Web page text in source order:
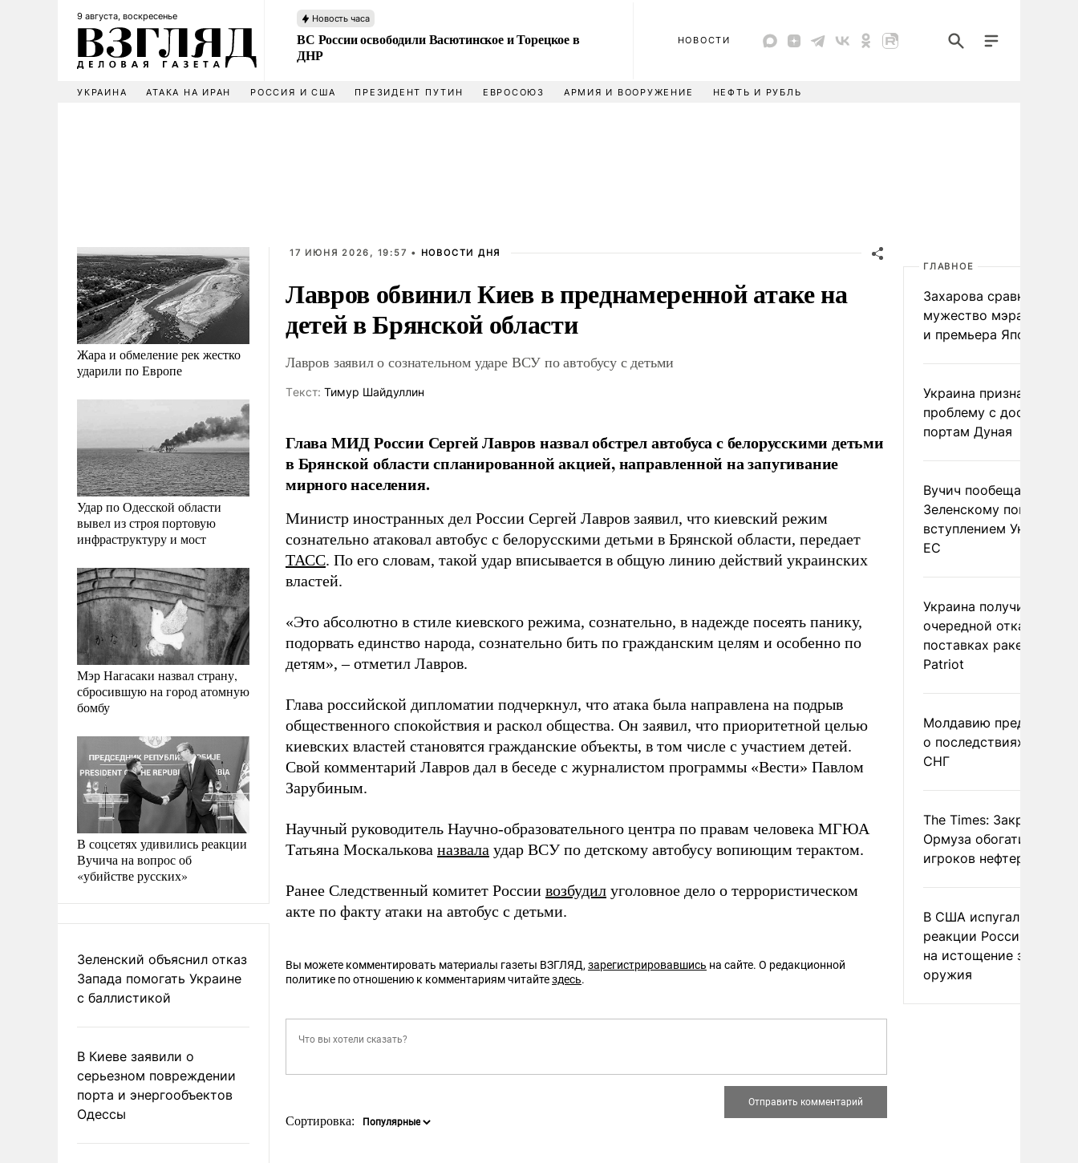
9 августа, воскресенье Новость часа
ВС России освободили Васютинское и Торецкое в
ДНР
НОВОСТИ
УКРАИНА АТАКА НА ИРАН РОССИЯ И США ПРЕЗИДЕНТ ПУТИН ЕВРОСОЮЗ АРМИЯ И ВООРУЖЕНИЕ НЕФТЬ И РУБЛЬ
Жара и обмеление рек жестко
ударили по Европе
Удар по Одесской области
вывел из строя портовую
инфраструктуру и мост
Мэр Нагасаки назвал страну,
сбросившую на город атомную
бомбу
В соцсетях удивились реакции
Вучича на вопрос об
«убийстве русских»
Зеленский объяснил отказ
Запада помогать Украине
с баллистикой
В Киеве заявили о
серьезном повреждении
порта и энергообъектов
Одессы
17 ИЮНЯ 2026, 19:57 • НОВОСТИ ДНЯ
Лавров обвинил Киев в преднамеренной атаке на
детей в Брянской области
Лавров заявил о сознательном ударе ВСУ по автобусу с детьми
Tекст: Тимур Шайдуллин
Глава МИД России Сергей Лавров назвал обстрел автобуса с белорусскими детьми
в Брянской области спланированной акцией, направленной на запугивание
мирного населения.
Министр иностранных дел России Сергей Лавров заявил, что киевский режим
сознательно атаковал автобус с белорусскими детьми в Брянской области, передает
ТАСС. По его словам, такой удар вписывается в общую линию действий украинских
властей.
«Это абсолютно в стиле киевского режима, сознательно, в надежде посеять панику,
подорвать единство народа, сознательно бить по гражданским целям и особенно по
детям», – отметил Лавров.
Глава российской дипломатии подчеркнул, что атака была направлена на подрыв
общественного спокойствия и раскол общества. Он заявил, что приоритетной целью
киевских властей становятся гражданские объекты, в том числе с участием детей.
Свой комментарий Лавров дал в беседе с журналистом программы «Вести» Павлом
Зарубиным.
Научный руководитель Научно-образовательного центра по правам человека МГЮА
Татьяна Москалькова назвала удар ВСУ по детскому автобусу вопиющим терактом.
Ранее Следственный комитет России возбудил уголовное дело о террористическом
акте по факту атаки на автобус с детьми.
Вы можете комментировать материалы газеты ВЗГЛЯД, зарегистрировавшись на сайте. О редакционной
политике по отношению к комментариям читайтездесь.
Сортировка:
ГЛАВНОЕ
Захарова сравнила
мужество мэра
и премьера Японии
Украина признала
проблему с доступом к
портам Дуная
Вучич пообещал
Зеленскому помочь со
вступлением Украины в
ЕС
Украина получила
очередной отказ в
поставках ракет для
Patriot
Молдавию
о последствиях выхода
СНГ
The Times: Закрытие
Ормуза обогатило
игроков нефтерынка
В США испугались
реакции России и
на истощение запасов
оружия